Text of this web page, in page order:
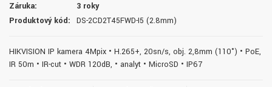
Záruka:
3 roky
Produktový kód:
DS-2CD2T45FWD-I5 (2.8mm)
HIKVISION IP kamera 4Mpix • H.265+, 20sn/s, obj. 2,8mm (110°) • PoE,
IR 50m • IR-cut • WDR 120dB, • analyt • MicroSD • IP67